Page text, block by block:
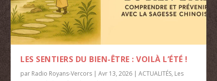
LES SENTIERS DU BIEN-ÊTRE : VOILÀ L’ÉTÉ !
par Radio Royans-Vercors |Avr 13, 2026 |ACTUALITÉS, Les